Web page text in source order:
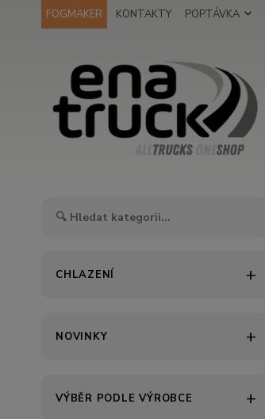
FOGMAKER KONTAKTY POPTÁVKA
CHLAZENÍ
NOVINKY
VÝBĚR PODLE VÝROBCE